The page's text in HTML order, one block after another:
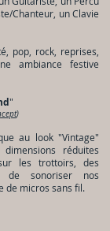
Chanteur, un Clavie
pop, rock, reprises,
ambiance festive
"
)
au look "Vintage"
réduites
les trottoirs, des
de sonoriser nos
de micros sans fil.